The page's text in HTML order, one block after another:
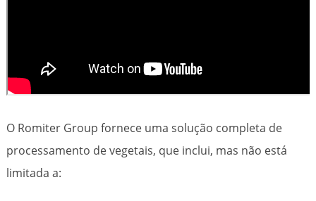
O Romiter Group fornece uma solução completa de
processamento de vegetais, que inclui, mas não está
limitada a: